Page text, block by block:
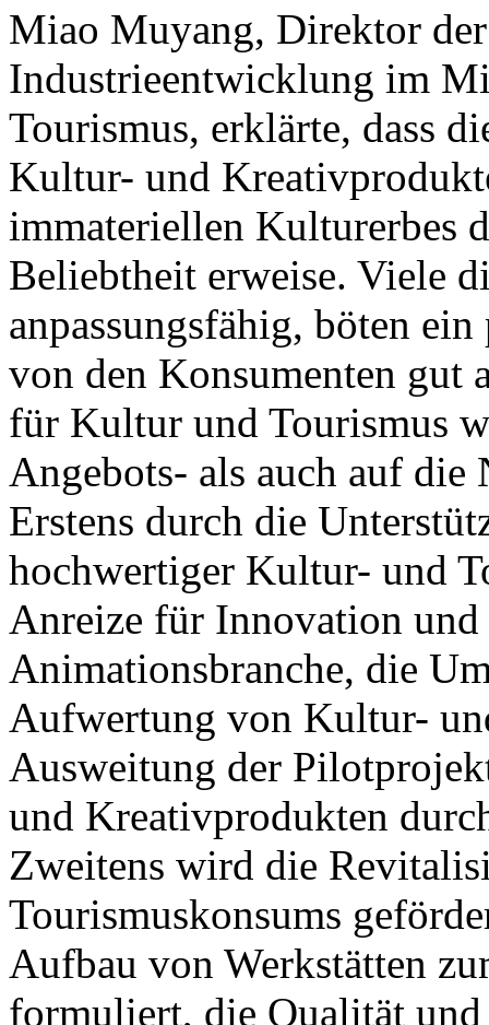
Miao Muyang, Direktor
Industrieentwicklung im
Tourismus, erklärte, dass
Kultur- und
immateriellen Kulturerbes
Beliebtheit erweise. Viele
anpassungsfähig, böten
von den Konsumenten gut
für Kultur und Tourismus
Angebots- als auch auf die
Erstens durch die
hochwertiger Kultur- und
Anreize für Innovation
Animationsbranche, die
Aufwertung von Kultur-
Ausweitung der
und Kreativprodukten
Zweitens wird die
Tourismuskonsums
Aufbau von Werkstätten
formuliert, die Qualität